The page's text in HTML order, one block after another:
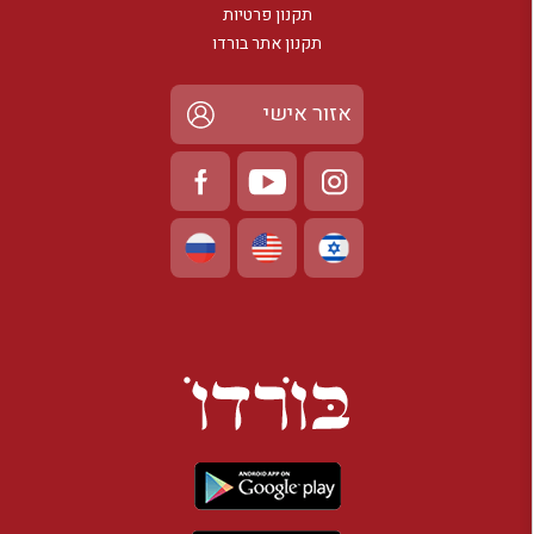
חוויית אירוח אישית, חמה ויוקרתית.
מתאים במיוחד לחופשות זוגיות, סופי שבוע רומנטיים וחופשות
סיכום – מלונות בוטיק במטולה באתר
מלונות בוטיק במטולה מציעים חוויית אירוח יוקרתית, אינטימית
ומלאת אופי בגליל העליון. בורדו מרכז עבורכם את מלונות הבוטיק
הנבחרים ביישוב – כאלה שמעניקים שילוב מושלם של נוף, שקט,
עיצוב ושירות אישי. זהו היעד המושלם לחופשה זוגית, משפחתית
תקנון פרטיות
תקנון אתר בורדו
אזור אישי